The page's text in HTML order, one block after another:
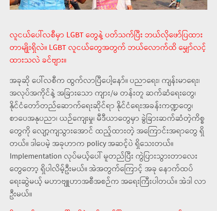
လူငယ်ပေါ်လစီမှာ LGBT တွေနဲ့ ပတ်သက်ပြီး ဘယ်လိုဖော်ပြထား
တာမျိုးရှိလဲ။ LGBT လူငယ်တွေအတွက် ဘယ်လောက်ထိ မျှော်လင့်
ထားသလဲ ခင်ဗျား။
အခုဆို ပေါ်လစီက ထွက်လာပြီပေါ့နော်။ ပညာရေး၊ ကျန်းမာရေး၊
အလုပ်အကိုင်နဲ့ အခြားသော ကျား/မ တန်းတူ ဆက်ဆံရေးတွေ၊
နိုင်ငံတော်တည်ဆောက်ရေးဆိုင်ရာ နိုင်ငံရေးအခန်းကဏ္ဍတွေ၊
စာပေအနုပညာ၊ ယဉ်ကျေးမှု၊ မီဒီယာတွေမှာ ခွဲခြားဆက်ဆံတဲ့ကိစ္စ
တွေကို လျော့ကျသွားအောင် ထည့်ထားတဲ့ အကြောင်းအရာတွေ ရှိ
တယ်။ ဒါပေမဲ့ အခုဟာက policy အဆင့်ပဲ ရှိသေးတယ်။
Implementation လုပ်မယ့်ပေါ် မူတည်ပြီး ကွဲပြားသွားတာလေး
တွေတော့ ရှိပါလိမ့်ဦးမယ်။ အဲအတွက်ကြောင့် အခု နောက်ထပ်
ရေးဆွဲမယ့် မဟာဗျူဟာအစီအစဉ်က အရေးကြီးပါတယ်။ အဲဒါ လာ
ဦးမယ်။